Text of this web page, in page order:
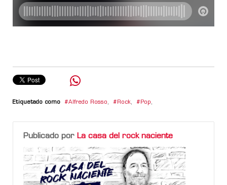
Etiquetado como Alfredo Rosso, Rock, Pop,
Publicado por La casa del rock naciente